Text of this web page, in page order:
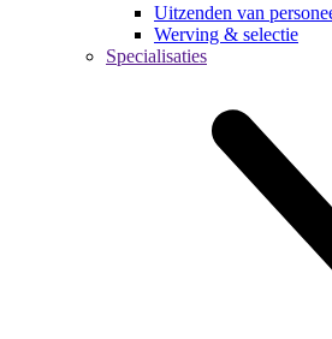
Uitzenden van
Werving & selectie
Specialisaties